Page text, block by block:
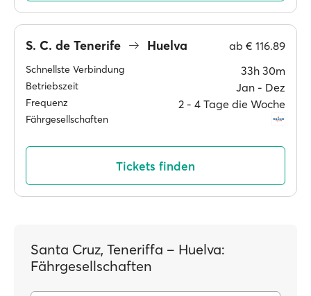
S. C. de Tenerife Huelva ab € 116.89
Schnellste Verbindung 33h 30m
Betriebszeit Jan ‐ Dez
Frequenz 2 ‐ 4 Tage die Woche
Fährgesellschaften
Tickets finden
Santa Cruz, Teneriffa – Huelva:
Fährgesellschaften